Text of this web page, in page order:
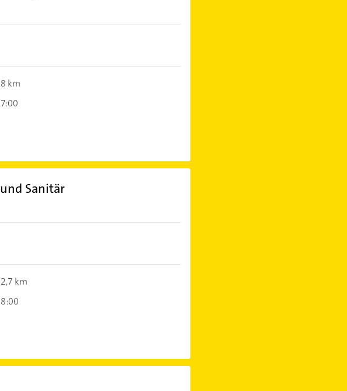
km
Sanitär
2,7 km